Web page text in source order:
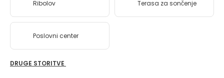
Ribolov Terasa za sončenje
Poslovni center
DRUGE STORITVE